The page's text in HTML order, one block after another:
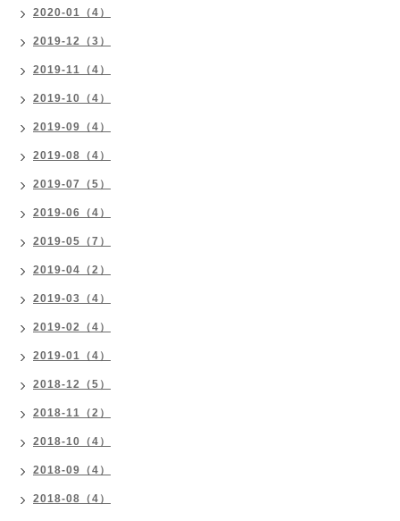
2020-01（4）
2019-12（3）
2019-11（4）
2019-10（4）
2019-09（4）
2019-08（4）
2019-07（5）
2019-06（4）
2019-05（7）
2019-04（2）
2019-03（4）
2019-02（4）
2019-01（4）
2018-12（5）
2018-11（2）
2018-10（4）
2018-09（4）
2018-08（4）